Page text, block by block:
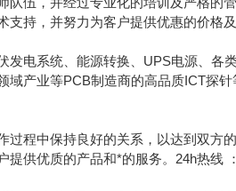
持，并努力为客户提供优惠的价格及
发电系统、能源转换、UPS电源、各
域产业等PCB制造商的高品质ICT探
过程中保持良好的关系，以达到双方
供优质的产品和*的服务。24h热线